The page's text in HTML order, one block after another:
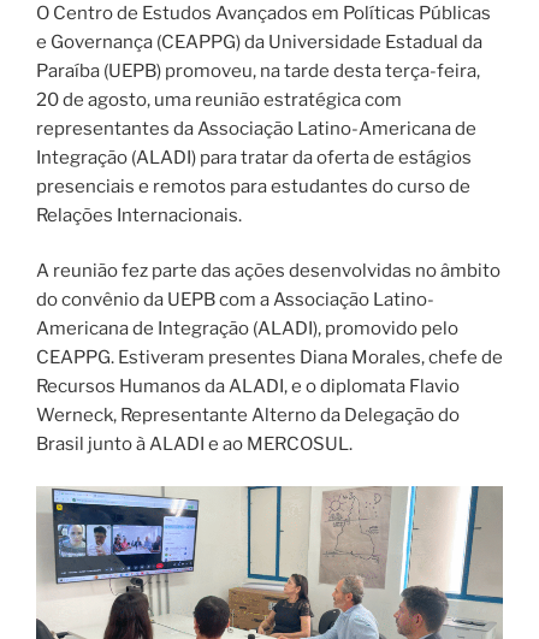
O Centro de Estudos Avançados em Políticas Públicas
e Governança (CEAPPG) da Universidade Estadual da
Paraíba (UEPB) promoveu, na tarde desta terça-feira,
20 de agosto, uma reunião estratégica com
representantes da Associação Latino-Americana de
Integração (ALADI) para tratar da oferta de estágios
presenciais e remotos para estudantes do curso de
Relações Internacionais.
A reunião fez parte das ações desenvolvidas no âmbito
do convênio da UEPB com a Associação Latino-
Americana de Integração (ALADI), promovido pelo
CEAPPG. Estiveram presentes Diana Morales, chefe de
Recursos Humanos da ALADI, e o diplomata Flavio
Werneck, Representante Alterno da Delegação do
Brasil junto à ALADI e ao MERCOSUL.